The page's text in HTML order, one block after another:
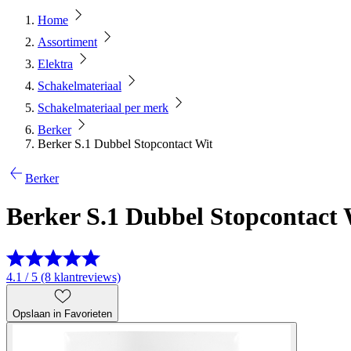
Home
Assortiment
Elektra
Schakelmateriaal
Schakelmateriaal per merk
Berker
Berker S.1 Dubbel Stopcontact Wit
Berker
Berker S.1 Dubbel Stopcontact
4.1 / 5 (8 klantreviews)
Opslaan in Favorieten